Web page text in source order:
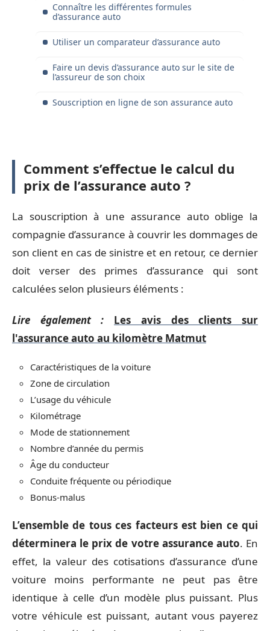
Connaître les différentes formules
d’assurance auto
Utiliser un comparateur d’assurance auto
Faire un devis d’assurance auto sur le site de
l’assureur de son choix
Souscription en ligne de son assurance auto
Comment s’effectue le calcul du
prix de l’assurance auto ?
La souscription à une assurance auto oblige la
compagnie d’assurance à couvrir les dommages de
son client en cas de sinistre et en retour, ce dernier
doit verser des primes d’assurance qui sont
calculées selon plusieurs éléments :
Lire également :
Les avis des clients sur
l'assurance auto au kilomètre Matmut
Caractéristiques de la voiture
Zone de circulation
L’usage du véhicule
Kilométrage
Mode de stationnement
Nombre d’année du permis
Âge du conducteur
Conduite fréquente ou périodique
Bonus-malus
L’ensemble de tous ces facteurs est bien ce qui
déterminera le prix de votre assurance auto. En
effet, la valeur des cotisations d’assurance d’une
voiture moins performante ne peut pas être
identique à celle d’un modèle plus puissant. Plus
votre véhicule est puissant, autant vous payerez